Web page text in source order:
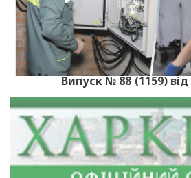
Випуск № 88 (1159) від